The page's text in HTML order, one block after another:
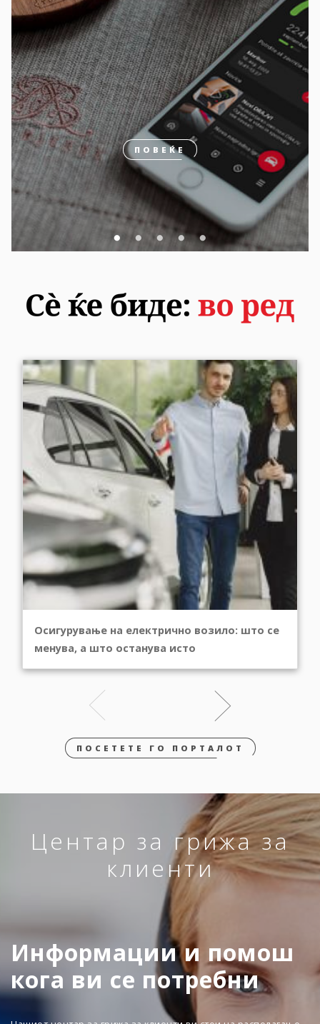
ПОВЕЌЕ
Осигурување на електрично возило: што се
менува, а што останува исто
ПОСЕТЕТЕ ГО ПОРТАЛОТ
Центар за грижа за
клиенти
Информации и помош
кога ви се потребни